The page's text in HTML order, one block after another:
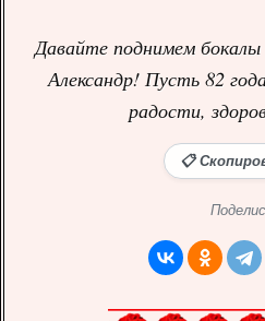
Давайте поднимем
Александр! Пусть 82
радости,
📋